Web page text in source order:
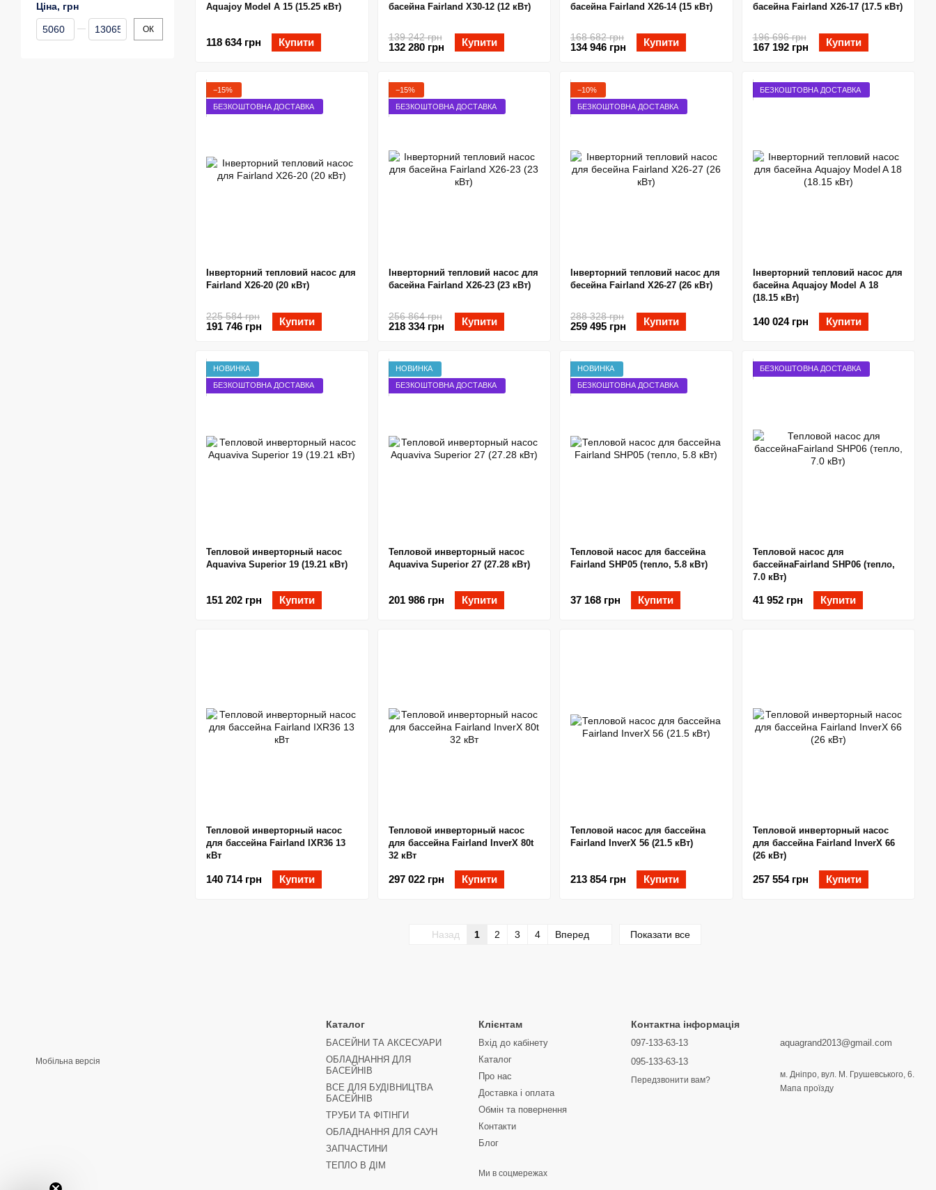
Aquajoy Model A 15 (15.25 кВт)
118 634 грн Купити
басейна Fairland X30-12 (12 кВт)
139 242 грн
132 280 грн Купити
басейна Fairland X26-14 (15 кВт)
168 682 грн
134 946 грн Купити
басейна Fairland X26-17 (17.5 кВт)
196 696 грн
167 192 грн Купити
−15%
БЕЗКОШТОВНА ДОСТАВКА
Інверторний тепловий насос для
Fairland X26-20 (20 кВт)
225 584 грн
191 746 грн Купити
−15%
БЕЗКОШТОВНА ДОСТАВКА
Інверторний тепловий насос для
басейна Fairland X26-23 (23 кВт)
256 864 грн
218 334 грн Купити
−10%
БЕЗКОШТОВНА ДОСТАВКА
Інверторний тепловий насос для
бесейна Fairland X26-27 (26 кВт)
288 328 грн
259 495 грн Купити
БЕЗКОШТОВНА ДОСТАВКА
Інверторний тепловий насос для
басейна Aquajoy Model A 18
(18.15 кВт)
140 024 грн Купити
НОВИНКА
БЕЗКОШТОВНА ДОСТАВКА
Тепловой инверторный насос
Aquaviva Superior 19 (19.21 кВт)
151 202 грн Купити
НОВИНКА
БЕЗКОШТОВНА ДОСТАВКА
Тепловой инверторный насос
Aquaviva Superior 27 (27.28 кВт)
201 986 грн Купити
НОВИНКА
БЕЗКОШТОВНА ДОСТАВКА
Тепловой насос для бассейна
Fairland SHP05 (тепло, 5.8 кВт)
37 168 грн Купити
БЕЗКОШТОВНА ДОСТАВКА
Тепловой насос для
бассейнаFairland SHP06 (тепло,
7.0 кВт)
41 952 грн Купити
Тепловой инверторный насос
для бассейна Fairland IXR36 13
кВт
140 714 грн Купити
Тепловой инверторный насос
для бассейна Fairland InverX 80t
32 кВт
297 022 грн Купити
Тепловой насос для бассейна
Fairland InverX 56 (21.5 кВт)
213 854 грн Купити
Тепловой инверторный насос
для бассейна Fairland InverX 66
(26 кВт)
257 554 грн Купити
Назад 1 2 3 4 Вперед Показати все
Ціна, грн
Від Ціна, грн
До Ціна, грн ОК
Мобільна версія
Каталог
БАСЕЙНИ ТА АКСЕСУАРИ
ОБЛАДНАННЯ ДЛЯ
БАСЕЙНІВ
ВСЕ ДЛЯ БУДІВНИЦТВА
БАСЕЙНІВ
ТРУБИ ТА ФІТІНГИ
ОБЛАДНАННЯ ДЛЯ САУН
ЗАПЧАСТИНИ
ТЕПЛО В ДІМ
Клієнтам
Вхід до кабінету
Каталог
Про нас
Доставка і оплата
Обмін та повернення
Контакти
Блог
Ми в соцмережах
Контактна інформація
097-133-63-13
095-133-63-13
Передзвонити вам?
aquagrand2013@gmail.com
м. Дніпро, вул. М. Грушевського, 6.
Мапа проїзду